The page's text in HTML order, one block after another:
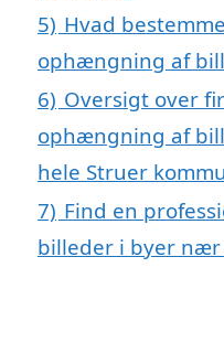
5) Hvad
ophængning af
6) Oversigt over
ophængning af
hele Struer
7) Find en
billeder i byer nær